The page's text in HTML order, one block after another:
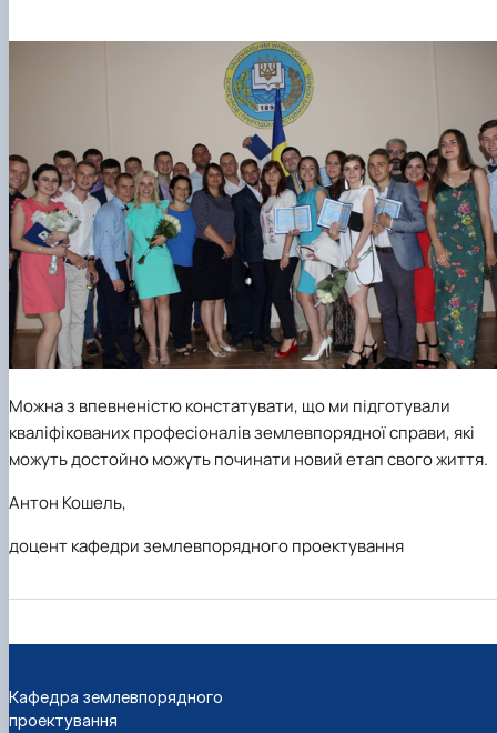
Можна з впевненістю констатувати, що ми підготували
кваліфікованих професіоналів землевпорядної справи, які
можуть достойно можуть починати новий етап свого життя.
Антон Кошель,
доцент кафедри землевпорядного проектування
Кафедра землевпорядного
проектування